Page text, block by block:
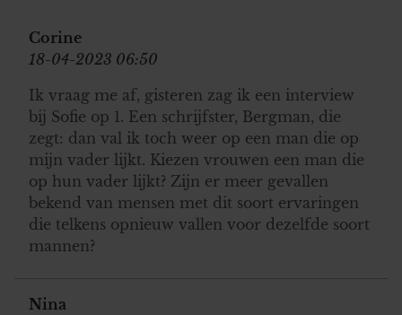
Corine
18-04-2023 06:50
Ik vraag me af, gisteren zag ik een interview
bij Sofie op 1. Een schrijfster, Bergman, die
zegt: dan val ik toch weer op een man die op
mijn vader lijkt. Kiezen vrouwen een man die
op hun vader lijkt? Zijn er meer gevallen
bekend van mensen met dit soort ervaringen
die telkens opnieuw vallen voor dezelfde soort
mannen?
Nina